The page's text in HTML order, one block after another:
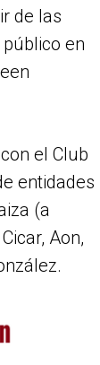
de las
en
el Club
entidades
(a
Aon,